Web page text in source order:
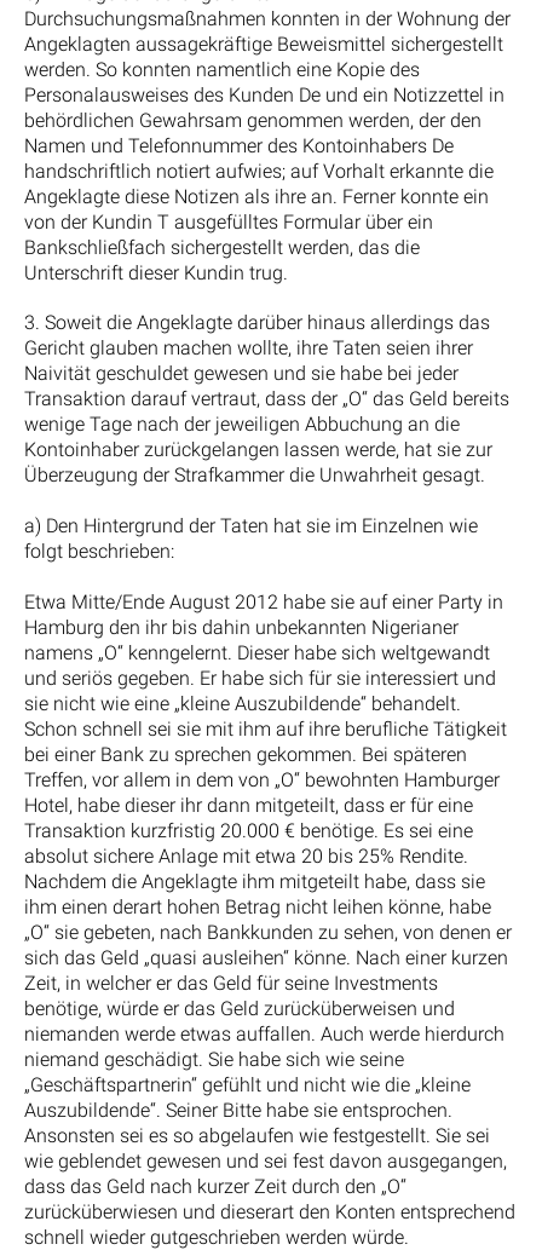
Durchsuchungsmaßnahmen konnten in der Wohnung der
Angeklagten aussagekräftige Beweismittel sichergestellt
werden. So konnten namentlich eine Kopie des
Personalausweises des Kunden De und ein Notizzettel in
behördlichen Gewahrsam genommen werden, der den
Namen und Telefonnummer des Kontoinhabers De
handschriftlich notiert aufwies; auf Vorhalt erkannte die
Angeklagte diese Notizen als ihre an. Ferner konnte ein
von der Kundin T ausgefülltes Formular über ein
Bankschließfach sichergestellt werden, das die
Unterschrift dieser Kundin trug.
3. Soweit die Angeklagte darüber hinaus allerdings das
Gericht glauben machen wollte, ihre Taten seien ihrer
Naivität geschuldet gewesen und sie habe bei jeder
Transaktion darauf vertraut, dass der „O“ das Geld bereits
wenige Tage nach der jeweiligen Abbuchung an die
Kontoinhaber zurückgelangen lassen werde, hat sie zur
Überzeugung der Strafkammer die Unwahrheit gesagt.
a) Den Hintergrund der Taten hat sie im Einzelnen wie
folgt beschrieben:
Etwa Mitte/Ende August 2012 habe sie auf einer Party in
Hamburg den ihr bis dahin unbekannten Nigerianer
namens „O“ kenngelernt. Dieser habe sich weltgewandt
und seriös gegeben. Er habe sich für sie interessiert und
sie nicht wie eine „kleine Auszubildende“ behandelt.
Schon schnell sei sie mit ihm auf ihre berufliche Tätigkeit
bei einer Bank zu sprechen gekommen. Bei späteren
Treffen, vor allem in dem von „O“ bewohnten Hamburger
Hotel, habe dieser ihr dann mitgeteilt, dass er für eine
Transaktion kurzfristig 20.000 € benötige. Es sei eine
absolut sichere Anlage mit etwa 20 bis 25% Rendite.
Nachdem die Angeklagte ihm mitgeteilt habe, dass sie
ihm einen derart hohen Betrag nicht leihen könne, habe
„O“ sie gebeten, nach Bankkunden zu sehen, von denen er
sich das Geld „quasi ausleihen“ könne. Nach einer kurzen
Zeit, in welcher er das Geld für seine Investments
benötige, würde er das Geld zurücküberweisen und
niemanden werde etwas auffallen. Auch werde hierdurch
niemand geschädigt. Sie habe sich wie seine
„Geschäftspartnerin“ gefühlt und nicht wie die „kleine
Auszubildende“. Seiner Bitte habe sie entsprochen.
Ansonsten sei es so abgelaufen wie festgestellt. Sie sei
wie geblendet gewesen und sei fest davon ausgegangen,
dass das Geld nach kurzer Zeit durch den „O“
zurücküberwiesen und dieserart den Konten entsprechend
schnell wieder gutgeschrieben werden würde.